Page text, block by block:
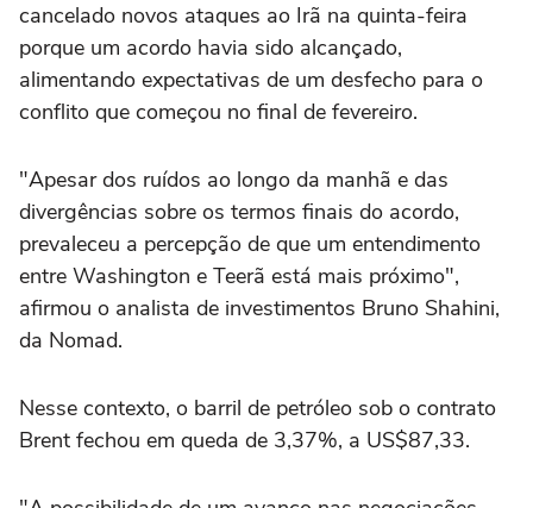
cancelado novos ataques ao Irã na quinta-feira
porque um acordo havia sido alcançado,
alimentando expectativas de um desfecho para o
conflito que começou no final de fevereiro.
"Apesar dos ruídos ao longo da manhã e das
divergências sobre os termos finais do acordo,
prevaleceu a percepção de que um entendimento
entre Washington e Teerã ‌está mais próximo",
afirmou o analista de investimentos Bruno Shahini,
da Nomad.
Nesse contexto, o barril de petróleo sob o contrato
Brent fechou em queda de 3,37%, a US$87,33.